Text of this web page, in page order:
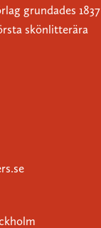
grundades 1837
skönlitterära